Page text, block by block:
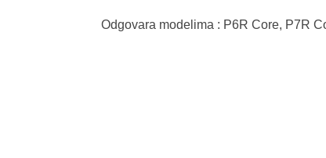
Odgovara modelima : P6R Core, P7R